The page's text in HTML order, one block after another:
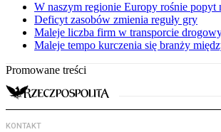
W naszym regionie Europy rośnie popyt
Deficyt zasobów zmienia reguły gry
Maleje liczba firm w transporcie
Maleje tempo kurczenia się branży
Promowane treści
KONTAKT